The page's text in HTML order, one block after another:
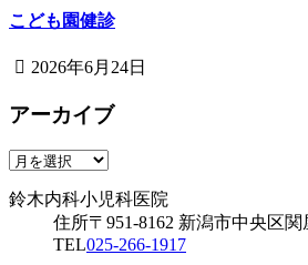
月
日
科
児
医
こども園健診
2026年6月24日
年
月
24
日
木
科
児
アーカイブ
ア
カ
鈴木内科小児科医院
住所〒951-8162 新潟市中央区関
TEL025-266-1917